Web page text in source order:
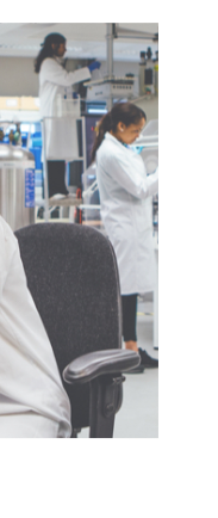
uma
via
eu
e
uma
e